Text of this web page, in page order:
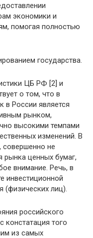
экономики и
помогая полностью
государства.
ЦБ РФ [2] и
о том, что в
России является
рынком,
высокими темпами
изменений. В
совершенно не
рынка ценных бумаг,
внимание. Речь, в
инвестиционной
(физических лиц).
российского
констатация того
из самых